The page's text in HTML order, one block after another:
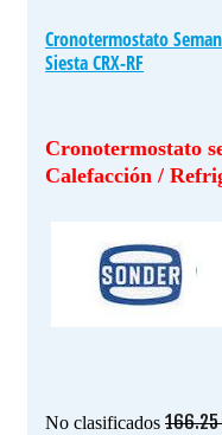
Cronotermostato
Siesta CRX-RF
Cronotermostato
Calefacción /
No clasificados 166.25